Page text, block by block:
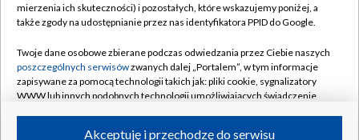
Naziemna Telewizja Cyfrowa
Rada Programowa
System NOS
Informacje o nadawcy
Pomoc
Kontakt
Kanały
mierzenia ich skuteczności) i pozostałych, które wskazujemy poniżej, a
także zgody na udostępnianie przez nas identyfikatora PPID do Google.
Twoje dane osobowe zbierane podczas odwiedzania przez Ciebie naszych
poszczególnych serwisówzwanych dalej „Portalem”, w tym informacje
zapisywane za pomocą technologii takich jak: pliki cookie, sygnalizatory
WWW lub innych podobnych technologii umożliwiających świadczenie
Akceptuję i przechodzę do serwisu